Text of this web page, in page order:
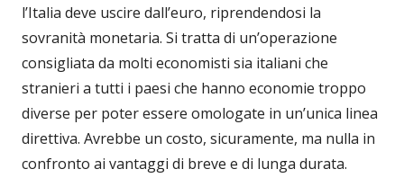
l’Italia deve uscire dall’euro, riprendendosi la
sovranità monetaria. Si tratta di un’operazione
consigliata da molti economisti sia italiani che
stranieri a tutti i paesi che hanno economie troppo
diverse per poter essere omologate in un’unica linea
direttiva. Avrebbe un costo, sicuramente, ma nulla in
confronto ai vantaggi di breve e di lunga durata.